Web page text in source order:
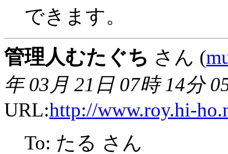
できます。
管理人むたぐち さん (
年 03月 21日 07時 14分
URL:http://www.roy.hi-
To: たる さん